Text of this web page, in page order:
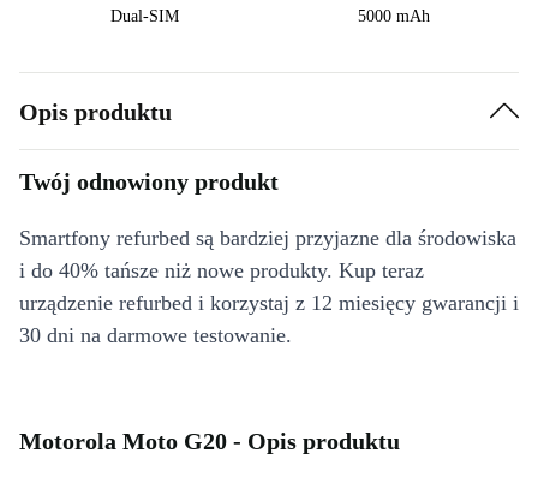
Dual-SIM
5000 mAh
Opis produktu
Twój odnowiony produkt
Smartfony refurbed są bardziej przyjazne dla środowiska
i do 40% tańsze niż nowe produkty. Kup teraz
urządzenie refurbed i korzystaj z 12 miesięcy gwarancji i
30 dni na darmowe testowanie.
Motorola Moto G20 - Opis produktu